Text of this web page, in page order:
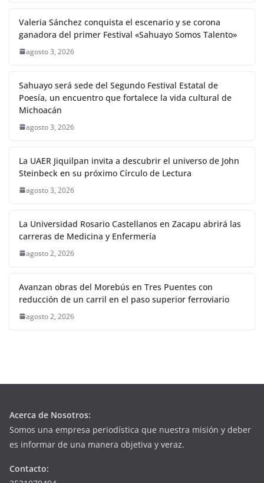
Valeria Sánchez conquista el escenario y se corona
ganadora del primer Festival «Sahuayo Somos Talento»
agosto 3, 2026
Sahuayo será sede del Segundo Festival Estatal de
Poesía, un encuentro que fortalece la vida cultural de
Michoacán
agosto 3, 2026
La UAER Jiquilpan invita a descubrir el universo de John
Steinbeck en su próximo Círculo de Lectura
agosto 3, 2026
La Universidad Rosario Castellanos en Zacapu abrirá las
carreras de Medicina y Enfermería
agosto 2, 2026
Avanzan obras del Morebús en Tres Puentes con
reducción de un carril en el paso superior ferroviario
agosto 2, 2026
Acerca de Nosotros:
Somos una empresa periodística que nuestra misión y deber
es informar de una manera objetiva y veraz.
Contacto: